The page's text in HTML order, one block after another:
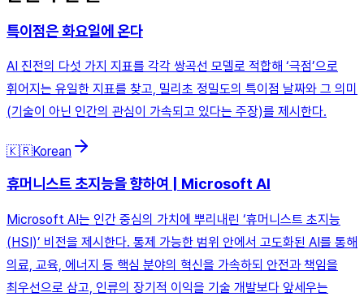
특이점은 화요일에 온다
AI 진전의 다섯 가지 지표를 각각 쌍곡선 모델로 적합해 ‘극점’으로
휘어지는 유일한 지표를 찾고, 밀리초 정밀도의 특이점 날짜와 그 의미
(기술이 아닌 인간의 관심이 가속되고 있다는 주장)를 제시한다.
🇰🇷Korean
휴머니스트 초지능을 향하여 | Microsoft AI
Microsoft AI는 인간 중심의 가치에 뿌리내린 ‘휴머니스트 초지능
(HSI)’ 비전을 제시한다. 통제 가능한 범위 안에서 고도화된 AI를 통해
의료, 교육, 에너지 등 핵심 분야의 혁신을 가속하되 안전과 책임을
최우선으로 삼고, 인류의 장기적 이익을 기술 개발보다 앞세우는